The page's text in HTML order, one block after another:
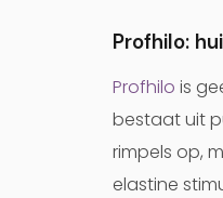
Profhilo:
Profhilo is
bestaat uit
rimpels op,
elastine